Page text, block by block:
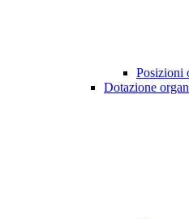
Posizioni
Dotazione